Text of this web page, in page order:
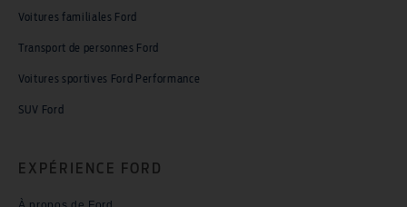
Voitures familiales Ford
Transport de personnes Ford
Voitures sportives Ford Performance
SUV Ford
EXPÉRIENCE FORD